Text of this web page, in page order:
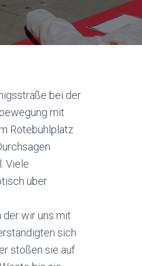
bei der
mit
Rotebühlplatz
Viele
über
der wir uns mit
sich
stoßen sie auf